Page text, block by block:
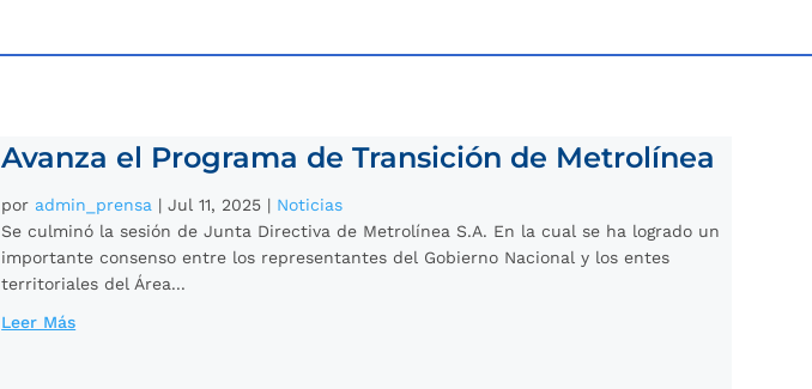
Avanza el Programa de Transición de Metrolínea
por admin_prensa |Jul 11, 2025 | Noticias
Se culminó la sesión de Junta Directiva de Metrolínea S.A. En la cual se ha logrado un
importante consenso entre los representantes del Gobierno Nacional y los entes
territoriales del Área...
Leer Más